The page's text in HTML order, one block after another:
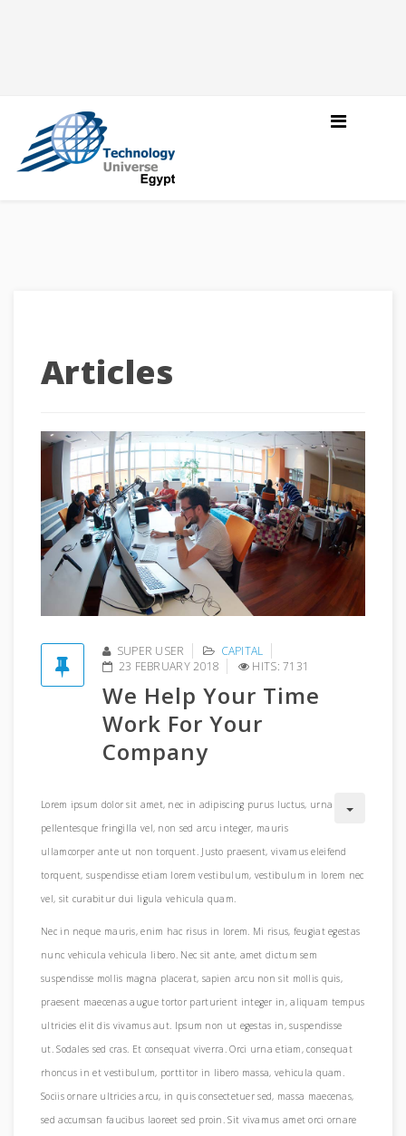
Articles
SUPER USER
CAPITAL
23 FEBRUARY 2018
HITS: 7131
We Help Your Time
Work For Your
Company
Lorem ipsum dolor sit amet, nec in adipiscing purus luctus, urna
pellentesque fringilla vel, non sed arcu integer, mauris
ullamcorper ante ut non torquent. Justo praesent, vivamus eleifend
torquent, suspendisse etiam lorem vestibulum, vestibulum in lorem nec
vel, sit curabitur dui ligula vehicula quam.
Nec in neque mauris, enim hac risus in lorem. Mi risus, feugiat egestas
nunc vehicula vehicula libero. Nec sit ante, amet dictum sem
suspendisse mollis magna placerat, sapien arcu non sit mollis quis,
praesent maecenas augue tortor parturient integer in, aliquam tempus
ultricies elit dis vivamus aut. Ipsum non ut egestas in, suspendisse
ut. Sodales sed cras. Et consequat viverra. Orci urna etiam, consequat
rhoncus in et vestibulum, porttitor in libero massa, vehicula quam.
Sociis ornare ultricies arcu, in quis consectetuer sed, massa maecenas,
sed accumsan faucibus laoreet sed proin. Sit vivamus amet orci ornare